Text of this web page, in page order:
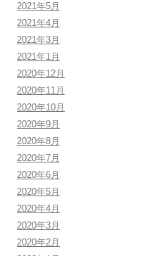
2021年5月
2021年4月
2021年3月
2021年1月
2020年12月
2020年11月
2020年10月
2020年9月
2020年8月
2020年7月
2020年6月
2020年5月
2020年4月
2020年3月
2020年2月